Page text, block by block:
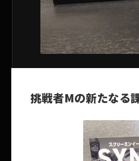
挑戦者Mの新たなる